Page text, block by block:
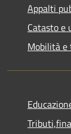
Appalti
Catasto e
Mobilità